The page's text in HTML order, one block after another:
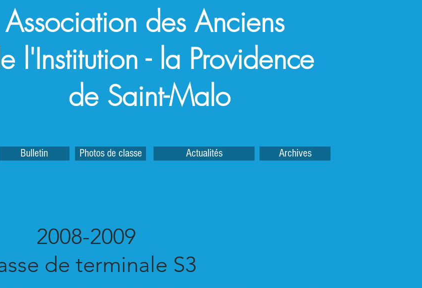
Association des Anciens
l'Institution - la Providence
de Saint-Malo
Bulletin Photos de classe Actualités Archives
2008-2009
de terminale S3